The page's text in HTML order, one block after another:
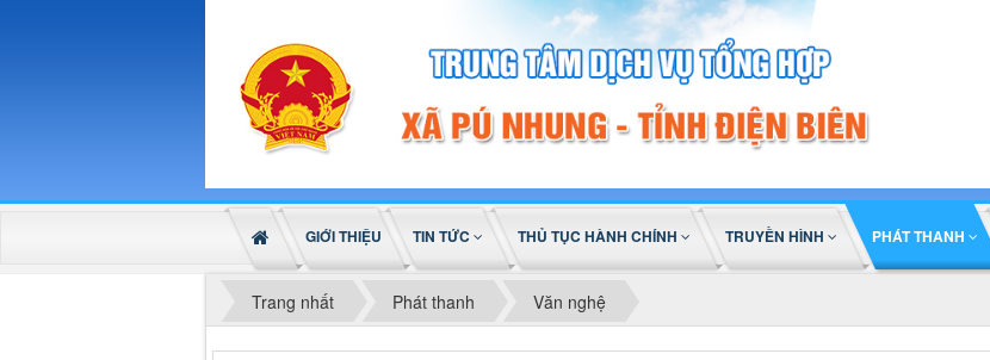
GIỚI THIỆU TIN TỨC THỦ TỤC HÀNH CHÍNH TRUYỀN HÌNH PHÁT THANH
Trang nhất Phát thanh Văn nghệ